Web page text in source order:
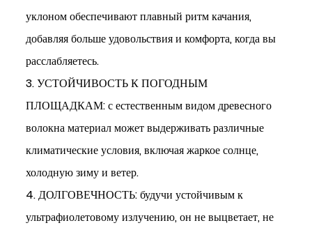
уклоном обеспечивают плавный ритм качания,
добавляя больше удовольствия и комфорта, когда вы
расслабляетесь.
3. УСТОЙЧИВОСТЬ К ПОГОДНЫМ
ПЛОЩАДКАМ: с естественным видом древесного
волокна материал может выдерживать различные
климатические условия, включая жаркое солнце,
холодную зиму и ветер.
4. ДОЛГОВЕЧНОСТЬ: будучи устойчивым к
ультрафиолетовому излучению, он не выцветает, не